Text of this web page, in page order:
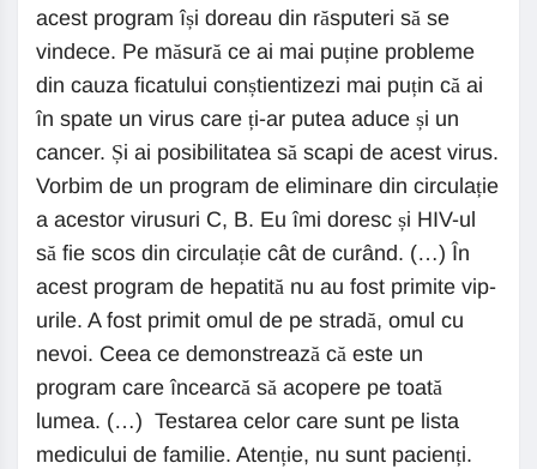
acest program își doreau din răsputeri să se
vindece. Pe măsură ce ai mai puține probleme
din cauza ficatului conștientizezi mai puțin că ai
în spate un virus care ți-ar putea aduce și un
cancer. Și ai posibilitatea să scapi de acest virus.
Vorbim de un program de eliminare din circulație
a acestor virusuri C, B. Eu îmi doresc și HIV-ul
să fie scos din circulație cât de curând. (…) În
acest program de hepatită nu au fost primite vip-
urile. A fost primit omul de pe stradă, omul cu
nevoi. Ceea ce demonstrează că este un
program care încearcă să acopere pe toată
lumea. (…) Testarea celor care sunt pe lista
medicului de familie. Atenție, nu sunt pacienți.